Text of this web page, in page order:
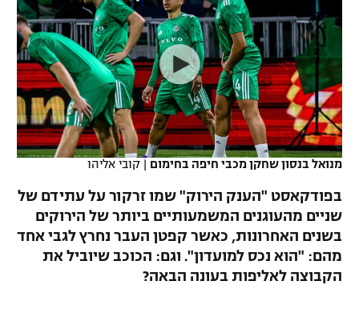
VOD
רץ ברשת
תוצאות
לוח שידורים
ברחבה
נבחרת ישראל
מכבי חיפה
בית"ר ירושלים
מכבי תל אביב
הפועל תל אביב
הפועל חיפה
הפועל באר שבע
ליגה ספרדית
ליגה איטלקית
ליגה צרפתית
ליגה הולנדית
ליגה טורקית
ליגה ברזילאית
כדורסל נשים
מכבי תל אביב
הפועל חולון
הפועל ירושלים
דני אבדיה
יורוליג
יורוקאפ
טניס
כדוריד
כדורעף
שחייה
ג'ודו
אגרוף
ספורט אולימפי
מנואל בנסון שחקן מכבי חיפה בחימום | קובי אליהו
בפודקאסט "הענק הירוק" שמו זרקור על עתידם של
שניים מהעוגנים המשמעותיים ביותר של הירוקים
בשנים האחרונות, כאשר קפטן העבר נחרץ לגבי אחד
מהם: "הוא נכס למועדון". וגם: הכוכב שיוביל את
הקבוצה לאליפות בעונה הבאה?